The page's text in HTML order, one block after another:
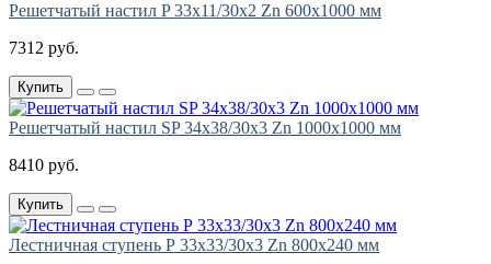
Решетчатый настил P 33х11/30х2 Zn 600х1000 мм
7312 руб.
Купить
Решетчатый настил SP 34х38/30х3 Zn 1000х1000 мм
8410 руб.
Купить
Лестничная ступень Р 33х33/30х3 Zn 800х240 мм